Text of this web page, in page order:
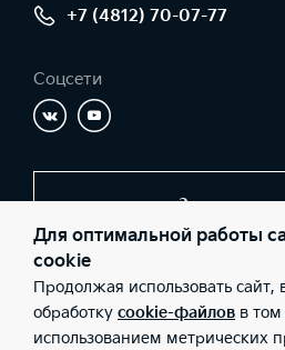
+7 (4812) 70-07-77
Соцсети
Заказать
© 2026 Юридические лица ООО «КИА
(Фактический адрес: г. Смоленск, ул.
+7 (4812) 70-07-77; ИНН:
ООО «Киа Россия и СНГ»
Для оптимальной работы
cookie
Продолжая использовать сайт,
обработку cookie-файлов в том
использованием метрических